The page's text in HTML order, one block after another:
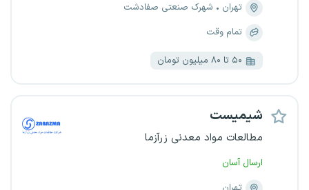
تهران
شهرک صنعتی صفادشت
تمام وقت
۵۰ تا ۸۰ میلیون تومان
شیمیست
مطالعات مواد معدنی زرآزما
ارسال آسان